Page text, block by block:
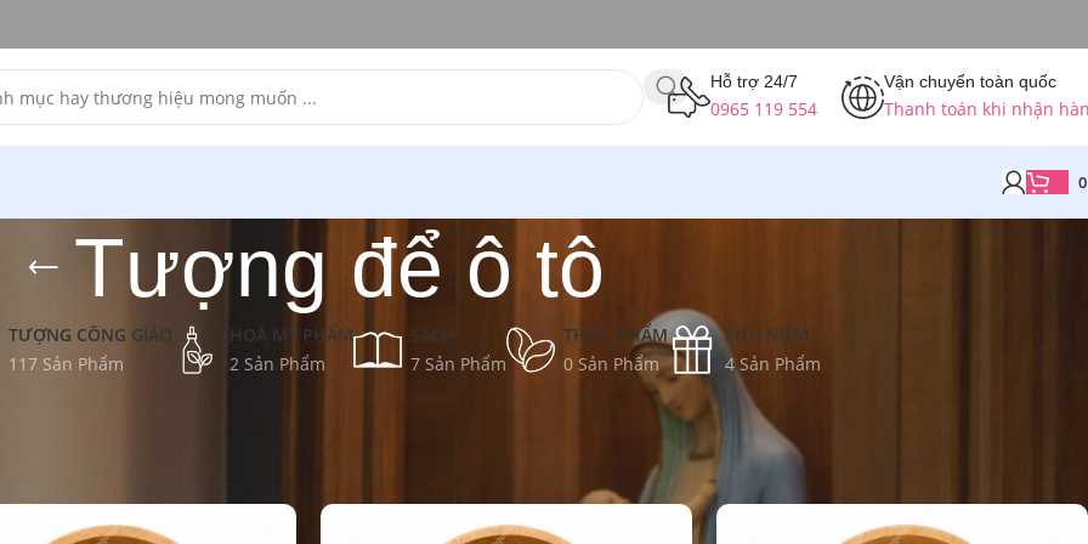
Hỗ trợ 24/7
0965 119 554
Vận chuyển toàn quốc
Thanh toán khi nhận
Tượng để ô tô
TƯỢNG CÔNG GIÁO
117 Sản Phẩm
HOÁ MỸ PHẨM
2 Sản Phẩm
SÁCH
7 Sản Phẩm
THỰC PHẨM
0 Sản Phẩm
LƯU NIỆM
4 Sản Phẩm